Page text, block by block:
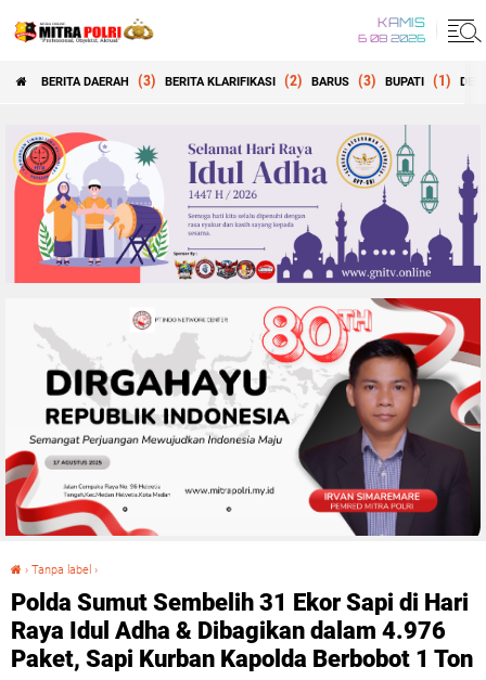
KAMIS
6 08 2026
BERITA DAERAH (3) BERITA KLARIFIKASI (2) BARUS (3) BUPATI (1)
› Tanpa label ›
Polda Sumut Sembelih 31 Ekor Sapi di Hari
Raya Idul Adha & Dibagikan dalam 4.976
Paket, Sapi Kurban Kapolda Berbobot 1 Ton